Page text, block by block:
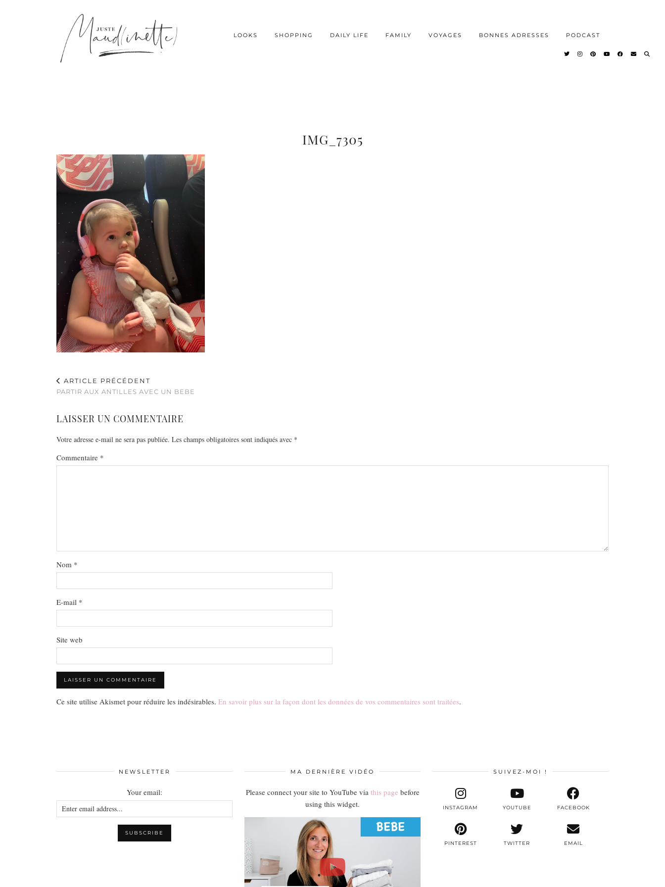
LOOKS SHOPPING DAILY LIFE FAMILY VOYAGES BONNES ADRESSES PODCAST
IMG_7305
ARTICLE PRÉCÉDENT
PARTIR AUX ANTILLES AVEC UN BEBE
LAISSER UN COMMENTAIRE
Votre adresse e-mail ne sera pas publiée. Les champs obligatoires sont indiqués avec *
Commentaire *
Nom *
E-mail *
Site web
Ce site utilise Akismet pour réduire les indésirables. En savoir plus sur la façon dont les données de vos commentaires sont traitées.
NEWSLETTER
Your email:
MA DERNIÈRE VIDÉO
Please connect your site to YouTube via this page before
using this widget.
SUIVEZ-MOI !
TWITTER
INSTAGRAM FACEBOOK
PINTEREST
YOUTUBE
EMAIL